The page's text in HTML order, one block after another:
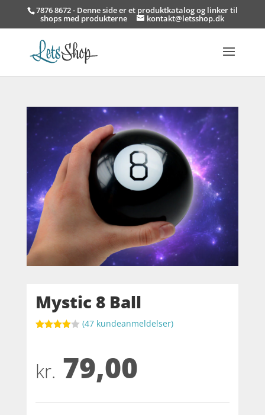
7876 8672 - Denne side er et produktkatalog og linker til
shops med produkterne kontakt@letsshop.dk
Mystic 8 Ball
baseret
på
kundebed
(47 kundeanmeldelser)
kr. 79,00